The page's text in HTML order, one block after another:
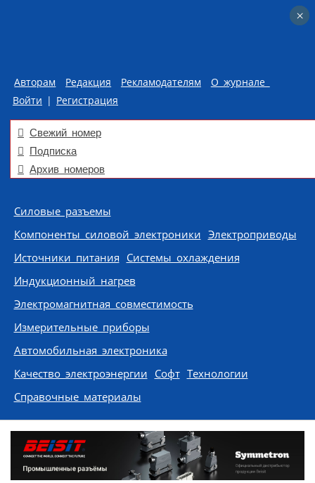
Авторам Редакция Рекламодателям
О журнале
Войти | Регистрация
Свежий номер
Подписка
Архив номеров
Skip to content
Силовые разъемы
Компоненты силовой электроники Электроприводы
Источники питания Системы охлаждения
Индукционный нагрев
Электромагнитная совместимость
Измерительные приборы
Автомобильная электроника
Качество электроэнергии Софт Технологии
Справочные материалы
×
×